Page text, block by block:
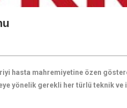
hasta mahremiyetine özen
yönelik gerekli her türlü teknik